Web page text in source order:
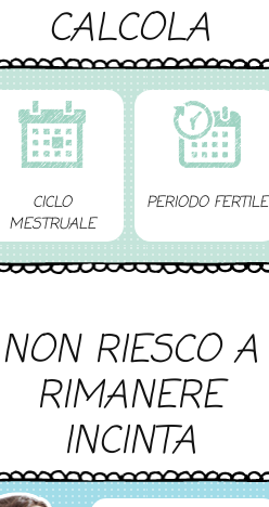
CALCOLA
CICLO
MESTRUALE
PERIODO FERTILE
NON RIESCO A
RIMANERE
INCINTA